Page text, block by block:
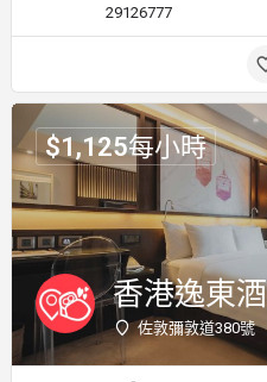
29126777
香港逸東
佐敦彌敦道380號
$1,125每小時